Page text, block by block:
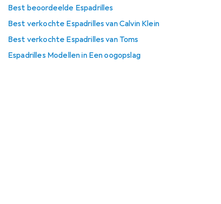
Best beoordeelde Espadrilles
Best verkochte Espadrilles van Calvin Klein
Best verkochte Espadrilles van Toms
Espadrilles Modellen in Een oogopslag